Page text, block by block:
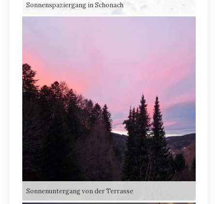
Sonnenspaziergang in Schonach
Sonnenuntergang von der Terrasse